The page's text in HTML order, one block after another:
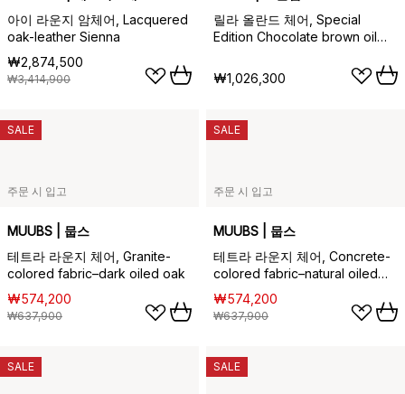
아이 라운지 암체어, Lacquered
oak-leather Sienna
₩2,874,500
₩3,414,900
릴라 올란드 체어, Special
Edition Chocolate brown oil
₩1,026,300
주문 시 입고
MUUBS | 뭅스
테트라 라운지 체어, Granite-
colored fabric–dark oiled oak
₩574,200
₩637,900
SALE
주문 시 입고
MUUBS | 뭅스
테트라 라운지 체어, Concrete-
colored fabric–natural oiled
oak
₩574,200
₩637,900
SALE
SALE SALE